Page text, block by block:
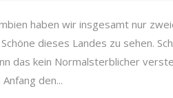
haben wir insgesamt nur
dieses Landes zu sehen.
das kein Normalsterblicher
Anfang den...